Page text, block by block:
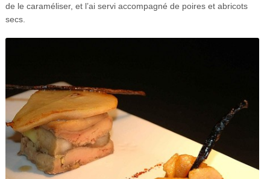
de le caraméliser, et l’ai servi accompagné de poires et abricots
secs.